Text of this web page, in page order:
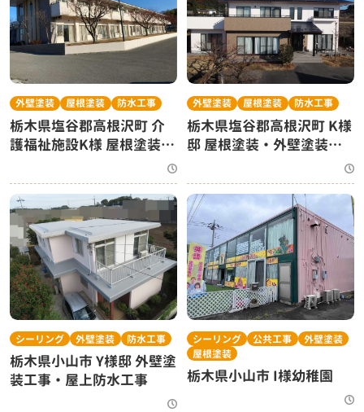
外壁塗装 屋根塗装 防水工事
栃木県塩谷郡高根沢町 介
護福祉施設K様 屋根塗装・
外壁塗装 屋根塗装 防水工事
栃木県塩谷郡高根沢町 K様
邸 屋根塗装・外壁塗装工
シーリング 外壁塗装 防水工事
栃木県小山市 Y様邸 外壁塗
装工事・屋上防水工事
シーリング 公共工事
外壁塗装
屋根塗装
栃木県小山市 I様幼稚園